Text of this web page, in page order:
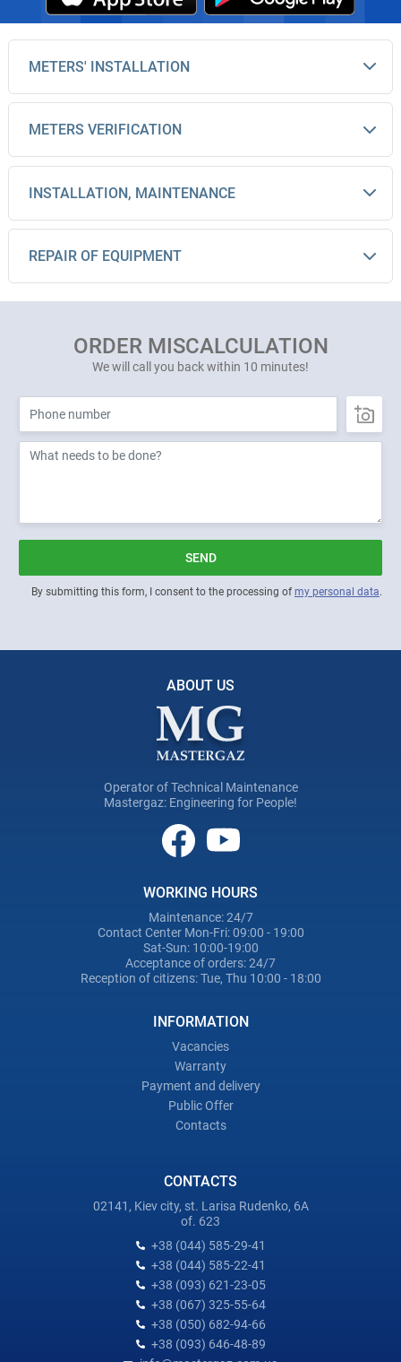
METERS' INSTALLATION
METERS VERIFICATION
INSTALLATION, MAINTENANCE
REPAIR OF EQUIPMENT
ORDER MISCALCULATION
We will call you back within 10 minutes!
SEND
By submitting this form, I consent to the processing ofmy personal data.
ABOUT US
Operator of Technical Maintenance
Mastergaz: Engineering for People!
WORKING HOURS
Maintenance: 24/7
Contact Center Mon-Fri: 09:00 - 19:00
Sat-Sun: 10:00-19:00
Acceptance of orders: 24/7
Reception of citizens: Tue, Thu 10:00 - 18:00
INFORMATION
Vacancies
Warranty
Payment and delivery
Public Offer
Contacts
CONTACTS
02141, Kiev city, st. Larisa Rudenko, 6A
of. 623
+38 (044) 585-29-41
+38 (044) 585-22-41
+38 (093) 621-23-05
+38 (067) 325-55-64
+38 (050) 682-94-66
+38 (093) 646-48-89